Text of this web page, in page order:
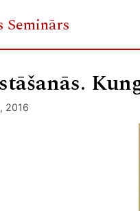
Seminārs
2016